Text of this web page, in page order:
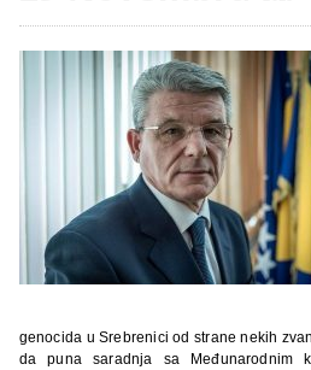
genocida u Srebrenici od strane nekih
da puna saradnja sa Međunarodnim